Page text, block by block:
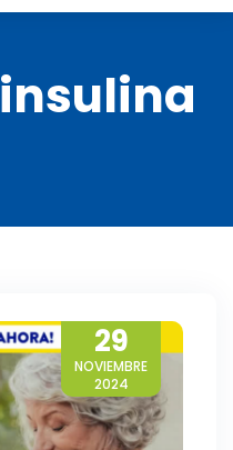
insulina
29
NOVIEMBRE
2024